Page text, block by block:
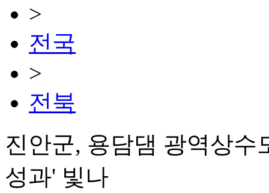
>
전국
>
전북
진안군, 용담댐 광역상수
성과' 빛나